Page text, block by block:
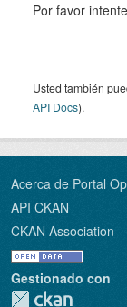
Por favor
Usted también
API Docs).
Acerca de Portal
API CKAN
CKAN Association
Gestionado con